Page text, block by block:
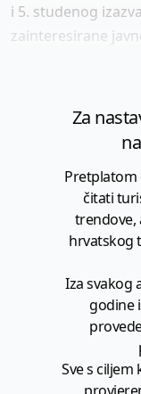
i 5. studenog
zainteresirane
Za
Pretplatom
čitati
trendove,
hrvatskog
Iza svakog
godine
Sve s